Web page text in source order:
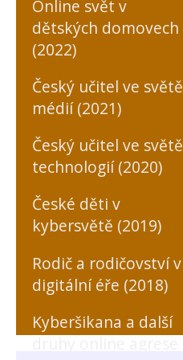
Online svět v
dětských domovech
(2022)
Český učitel ve světě
médií (2021)
Český učitel ve světě
technologií (2020)
České děti v
kybersvětě (2019)
Rodič a rodičovství v
digitální éře (2018)
Kyberšikana a další